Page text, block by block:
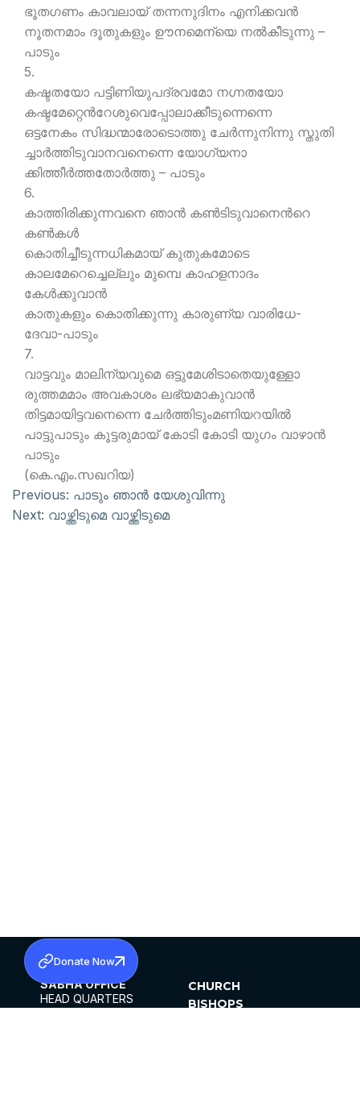
ഭൂതഗണം കാവലായ് തന്നനുദിനം എനിക്കവന്‍
നൂതനമാം ദൂതുകളും ഊനമെന്യെ നല്‍കീടുന്നു –
പാടും
5.
കഷ്ടതയോ പട്ടിണിയുപദ്രവമോ നഗ്നതയോ
കഷ്ടമേറ്റെന്‍റേശുവെപ്പോലാക്കീടുന്നെന്നെ
ഒട്ടനേകം സിദ്ധന്മാരോടൊത്തു ചേര്‍ന്നുനിന്നു സ്തുതി
ച്ചാര്‍ത്തിടുവാനവനെന്നെ യോഗ്യനാ
ക്കിത്തീര്‍ത്തതോര്‍ത്തു – പാടും
6.
കാത്തിരിക്കുന്നവനെ ഞാന്‍ കണ്‍ടിടുവാനെന്‍റെ
കണ്‍കള്‍
കൊതിച്ചീടുന്നധികമായ് കുതുകമോടെ
കാലമേറെച്ചെല്ലും മുമ്പെ കാഹളനാദം
കേള്‍ക്കുവാന്‍
കാതുകളും കൊതിക്കുന്നു കാരുണ്യ വാരിധേ-
ദേവാ-പാടും
7.
വാട്ടവും മാലിന്യവുമെ ഒട്ടുമേശിടാതെയുള്ളോ
രുത്തമമാം അവകാശം ലഭ്യമാകുവാന്‍
തിട്ടമായിട്ടവനെന്നെ ചേര്‍ത്തിടുംമണിയറയില്‍
പാട്ടുപാടും കൂട്ടരുമായ് കോടി കോടി യുഗം വാഴാന്‍
പാടും
(കെ.എം.സഖറിയ)
Previous: പാടും ഞാന്‍ യേശുവിന്നു
Next: വാഴ്ത്തിടുമെ വാഴ്ത്തിടുമെ
SABHA OFFICE
HEAD QUARTERS
CHURCH
BISHOPS
Donate Now